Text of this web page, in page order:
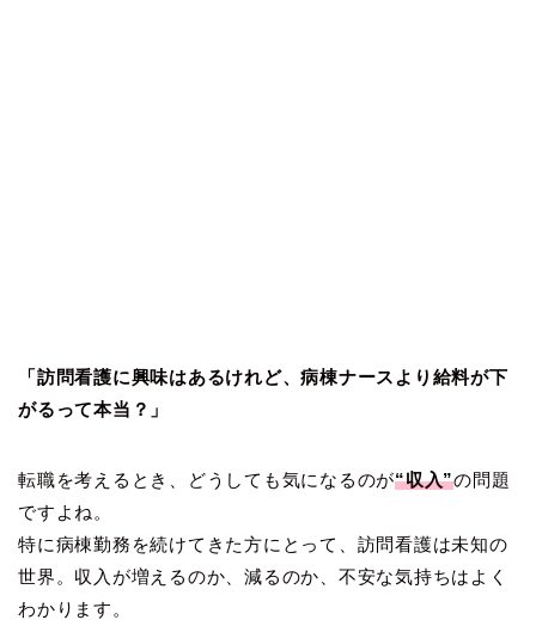
「訪問看護に興味はあるけれど、病棟ナースより給料が下
がるって本当？」
転職を考えるとき、どうしても気になるのが“収入”の問題
ですよね。
特に病棟勤務を続けてきた方にとって、訪問看護は未知の
世界。収入が増えるのか、減るのか、不安な気持ちはよく
わかります。